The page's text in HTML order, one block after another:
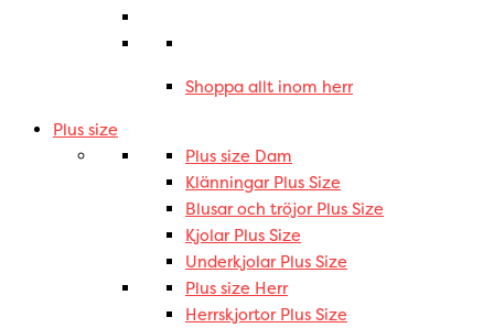
Shoppa allt inom herr
Plus size
Plus size Dam
Klänningar Plus Size
Blusar och tröjor Plus Size
Kjolar Plus Size
Underkjolar Plus Size
Plus size Herr
Herrskjortor Plus Size